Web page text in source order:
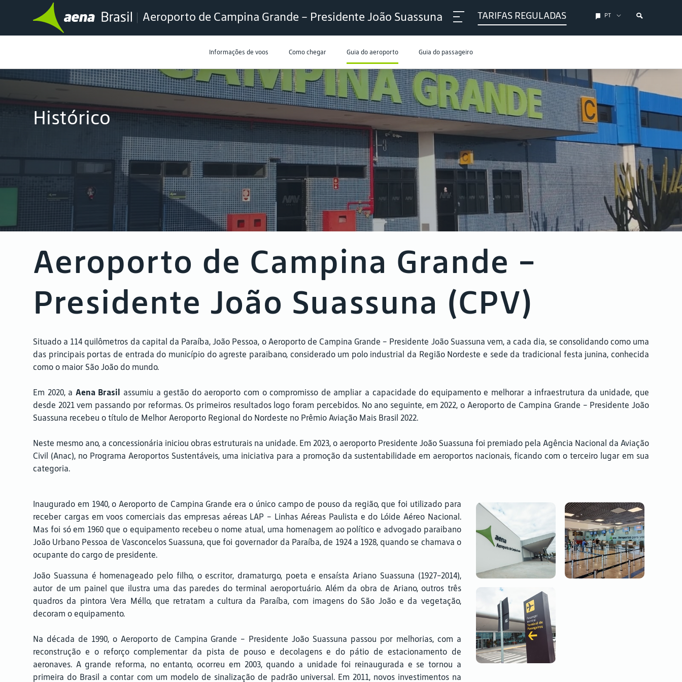
Aeroporto de Campina Grande – Presidente João Suassuna TARIFAS REGULADAS PT
Informações de voos Como chegar Guia do aeroporto Guia do passageiro
Histórico
Aeroporto de Campina Grande –
Presidente João Suassuna (CPV)
Situado a 114 quilômetros da capital da Paraíba, João Pessoa, o Aeroporto de Campina Grande – Presidente João Suassuna vem, a cada dia, se consolidando como uma
das principais portas de entrada do município do agreste paraibano, considerado um polo industrial da Região Nordeste e sede da tradicional festa junina, conhecida
como o maior São João do mundo.
Em 2020, a Aena Brasil assumiu a gestão do aeroporto com o compromisso de ampliar a capacidade do equipamento e melhorar a infraestrutura da unidade, que
desde 2021 vem passando por reformas. Os primeiros resultados logo foram percebidos. No ano seguinte, em 2022, o Aeroporto de Campina Grande – Presidente João
Suassuna recebeu o título de Melhor Aeroporto Regional do Nordeste no Prêmio Aviação Mais Brasil 2022.
Neste mesmo ano, a concessionária iniciou obras estruturais na unidade. Em 2023, o aeroporto Presidente João Suassuna foi premiado pela Agência Nacional da Aviação
Civil (Anac), no Programa Aeroportos Sustentáveis, uma iniciativa para a promoção da sustentabilidade em aeroportos nacionais, ficando com o terceiro lugar em sua
categoria.
Inaugurado em 1940, o Aeroporto de Campina Grande era o único campo de pouso da região, que foi utilizado para
receber cargas em voos comerciais das empresas aéreas LAP – Linhas Aéreas Paulista e do Lóide Aéreo Nacional.
Mas foi só em 1960 que o equipamento recebeu o nome atual, uma homenagem ao político e advogado paraibano
João Urbano Pessoa de Vasconcelos Suassuna, que foi governador da Paraíba, de 1924 a 1928, quando se chamava o
ocupante do cargo de presidente.
João Suassuna é homenageado pelo filho, o escritor, dramaturgo, poeta e ensaísta Ariano Suassuna (1927-2014),
autor de um painel que ilustra uma das paredes do terminal aeroportuário. Além da obra de Ariano, outros três
quadros da pintora Vera Méllo, que retratam a cultura da Paraíba, com imagens do São João e da vegetação,
decoram o equipamento.
Na década de 1990, o Aeroporto de Campina Grande – Presidente João Suassuna passou por melhorias, com a
reconstrução e o reforço complementar da pista de pouso e decolagens e do pátio de estacionamento de
aeronaves. A grande reforma, no entanto, ocorreu em 2003, quando a unidade foi reinaugurada e se tornou a
primeira do Brasil a contar com um modelo de sinalização de padrão universal. Em 2011, novos investimentos na